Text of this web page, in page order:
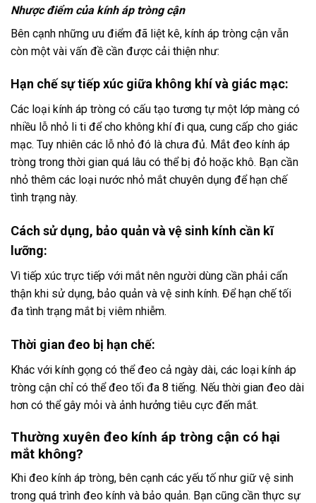
Nhược điểm của kính áp tròng cận
Bên cạnh những ưu điểm đã liệt kê, kính áp tròng cận vẫn
còn một vài vấn đề cần được cải thiện như:
Hạn chế sự tiếp xúc giữa không khí và giác mạc:
Các loại kính áp tròng có cấu tạo tương tự một lớp màng có
nhiều lỗ nhỏ li ti để cho không khí đi qua, cung cấp cho giác
mạc. Tuy nhiên các lỗ nhỏ đó là chưa đủ. Mắt đeo kính áp
tròng trong thời gian quá lâu có thể bị đỏ hoặc khô. Bạn cần
nhỏ thêm các loại nước nhỏ mắt chuyên dụng để hạn chế
tình trạng này.
Cách sử dụng, bảo quản và vệ sinh kính cần kĩ
lưỡng:
Vì tiếp xúc trực tiếp với mắt nên người dùng cần phải cẩn
thận khi sử dụng, bảo quản và vệ sinh kính. Để hạn chế tối
đa tình trạng mắt bị viêm nhiễm.
Thời gian đeo bị hạn chế:
Khác với kính gọng có thể đeo cả ngày dài, các loại kính áp
tròng cận chỉ có thể đeo tối đa 8 tiếng. Nếu thời gian đeo dài
hơn có thể gây mỏi và ảnh hưởng tiêu cực đến mắt.
Thường xuyên đeo kính áp tròng cận có hại
mắt không?
Khi đeo kính áp tròng, bên cạnh các yếu tố như giữ vệ sinh
trong quá trình đeo kính và bảo quản. Bạn cũng cần thực sự